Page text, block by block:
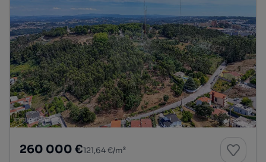
260 000 €121,64 €/m²